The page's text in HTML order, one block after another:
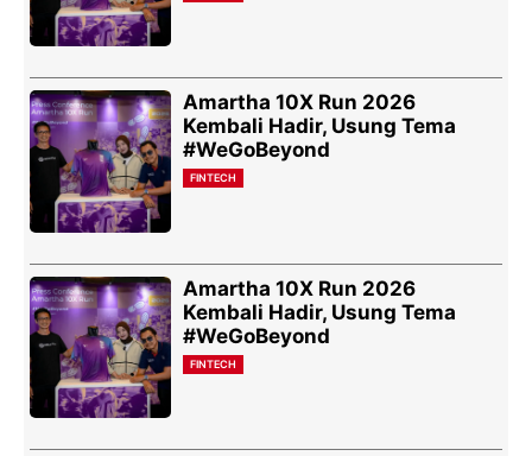
Amartha 10X Run 2026
Kembali Hadir, Usung Tema
#WeGoBeyond
FINTECH
Amartha 10X Run 2026
Kembali Hadir, Usung Tema
#WeGoBeyond
FINTECH